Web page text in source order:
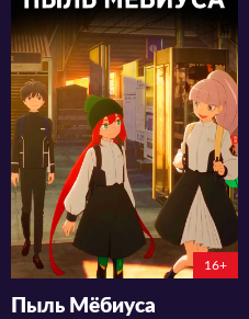
4110
21 8
6:18:42:8
16+
Пыль Мёбиуса